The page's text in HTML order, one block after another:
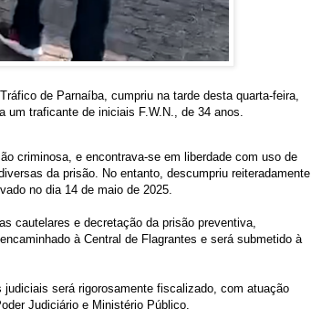
de Parnaíba, cumpriu na tarde desta quarta-feira,
um traficante de iniciais F.W.N., de 34 anos.
criminosa, e encontrava-se em liberdade com uso de
da prisão. No entanto, descumpriu reiteradamente
no dia 14 de maio de 2025.
cautelares e decretação da prisão preventiva,
à Central de Flagrantes e será submetido à
será rigorosamente fiscalizado, com atuação
Judiciário e Ministério Público.